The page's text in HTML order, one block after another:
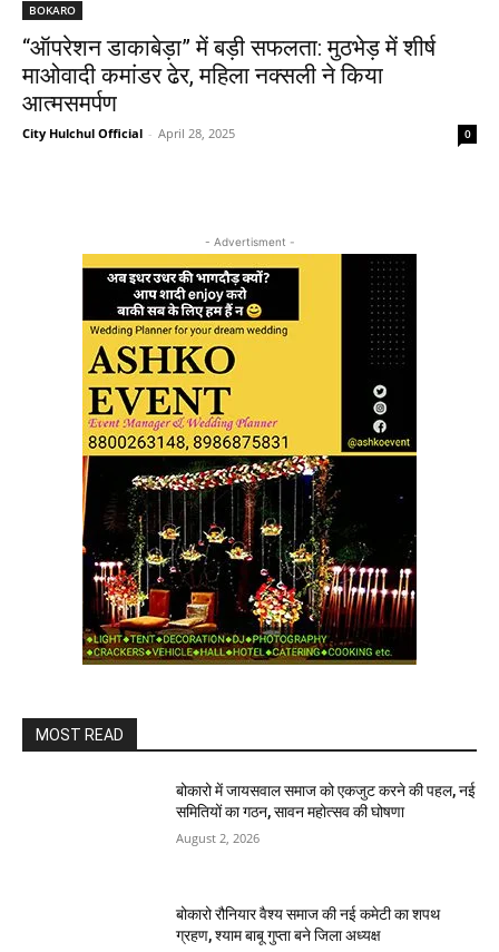
BOKARO
“ऑपरेशन डाकाबेड़ा” में बड़ी सफलता: मुठभेड़ में शीर्ष
माओवादी कमांडर ढेर, महिला नक्सली ने किया
आत्मसमर्पण
City Hulchul Official - April 28, 2025 0
- Advertisment -
MOST READ
बोकारो में जायसवाल समाज को एकजुट करने की पहल, नई
समितियों का गठन, सावन महोत्सव की घोषणा
August 2, 2026
बोकारो रौनियार वैश्य समाज की नई कमेटी का शपथ
ग्रहण, श्याम बाबू गुप्ता बने जिला अध्यक्ष